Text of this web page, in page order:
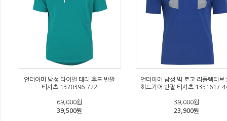
언더아머 남성 라이벌 테리 후드 반팔
티셔츠 1370396-722
69,000원
39,500원
언더아머 남성 빅 로고 리플렉티브
히트기어 반팔 티셔츠 1351617-
39,000원
23,900원